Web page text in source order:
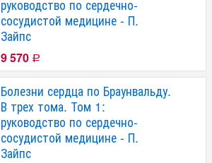
руководство по сердечно-
сосудистой медицине - П.
Зайпс
9 570 Р
Болезни сердца по Браунвальду.
В трех тома. Том 1:
руководство по сердечно-
сосудистой медицине - П.
Зайпс